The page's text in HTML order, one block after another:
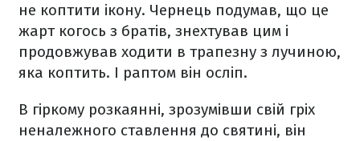
не коптити ікону. Чернець подумав, що це
жарт когось з братів, знехтував цим і
продовжував ходити в трапезну з лучиною,
яка коптить. І раптом він осліп.
В гіркому розкаянні, зрозумівши свій гріх
неналежного ставлення до святині, він